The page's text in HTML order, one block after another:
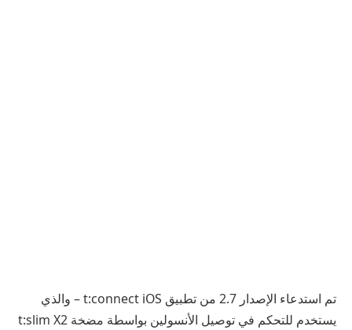
تم استدعاء الإصدار 2.7 من تطبيق t:connect iOS – والذي
يستخدم للتحكم في توصيل الأنسولين بواسطة مضخة t:slim X2